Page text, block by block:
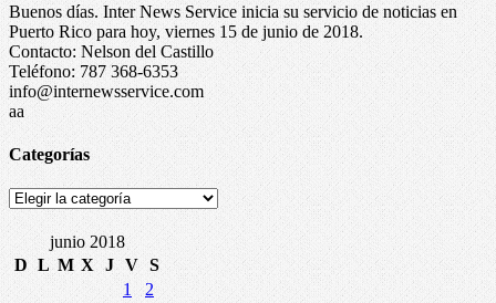
Buenos días. Inter News Service inicia su servicio de noticias en
Puerto Rico para hoy, viernes 15 de junio de 2018.
Contacto: Nelson del Castillo
Teléfono: 787 368-6353
info@internewsservice.com
aa
Categorías
Categorías
junio 2018
D L M X J V S
1
2